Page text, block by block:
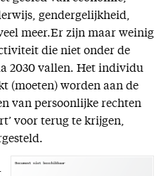
gendergelijkheid,
meer.Er zijn maar weinig
die niet onder de
2030 vallen. Het individu
(moeten) worden aan de
van persoonlijke rechten
voor terug te krijgen,